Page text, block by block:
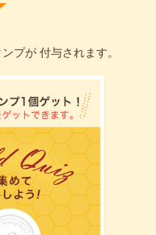
プが 付与されます。